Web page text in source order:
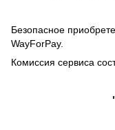
Безопасное
WayForPay.
Комиссия сервиса